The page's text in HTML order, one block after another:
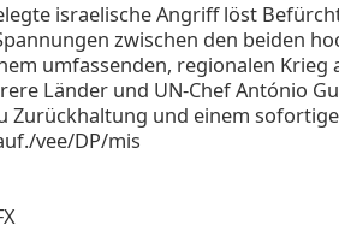
israelische Angriff löst
zwischen den beiden
umfassenden, regionalen Krieg
Länder und UN-Chef António
Zurückhaltung und einem
vee/DP/mis